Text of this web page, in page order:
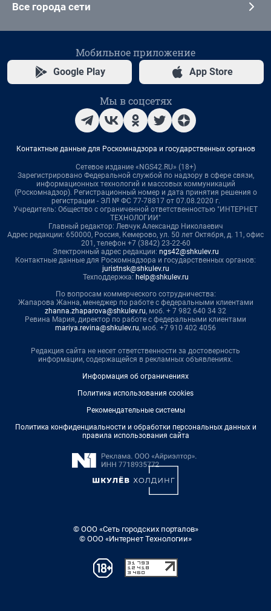
Все города сети
Мобильное приложение
Google Play App Store
Мы в соцсетях
Контактные данные для Роскомнадзора и государственных органов
Сетевое издание «NGS42.RU» (18+)
Зарегистрировано Федеральной службой по надзору в сфере связи,
информационных технологий и массовых коммуникаций
(Роскомнадзор). Регистрационный номер и дата принятия решения о
регистрации - ЭЛ № ФС 77-78817 от 07.08.2020 г.
Учредитель: Общество с ограниченной ответственностью "ИНТЕРНЕТ
ТЕХНОЛОГИИ"
Главный редактор: Левчук Александр Николаевич
Адрес редакции: 650000, Россия, Кемерово, ул. 50 лет Октября, д. 11, офис
201, телефон +7 (3842) 23-22-60
Электронный адрес редакции: ngs42@shkulev.ru
Контактные данные для Роскомнадзора и государственных органов:
juristnsk@shkulev.ru
Техподдержка: help@shkulev.ru
По вопросам коммерческого сотрудничества:
Жапарова Жанна, менеджер по работе с федеральными клиентами
zhanna.zhaparova@shkulev.ru, моб. + 7 982 640 34 32
Ревина Мария, директор по работе с федеральными клиентами
mariya.revina@shkulev.ru, моб. +7 910 402 4056
Редакция сайта не несет ответственности за достоверность
информации, содержащейся в рекламных объявлениях.
Информация об ограничениях
Политика использования cookies
Рекомендательные системы
Политика конфиденциальности и обработки персональных данных и
правила использования сайта
© ООО «Сеть городских порталов»
© ООО «Интернет Технологии»